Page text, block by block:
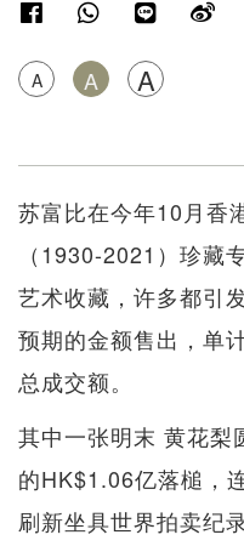
A A A
苏富比在今年10月香
（1930-2021）珍藏
艺术收藏，许多都引
预期的金额售出，单
总成交额。
其中一张明末 黄花梨
的HK$1.06亿落槌，
刷新坐具世界拍卖纪